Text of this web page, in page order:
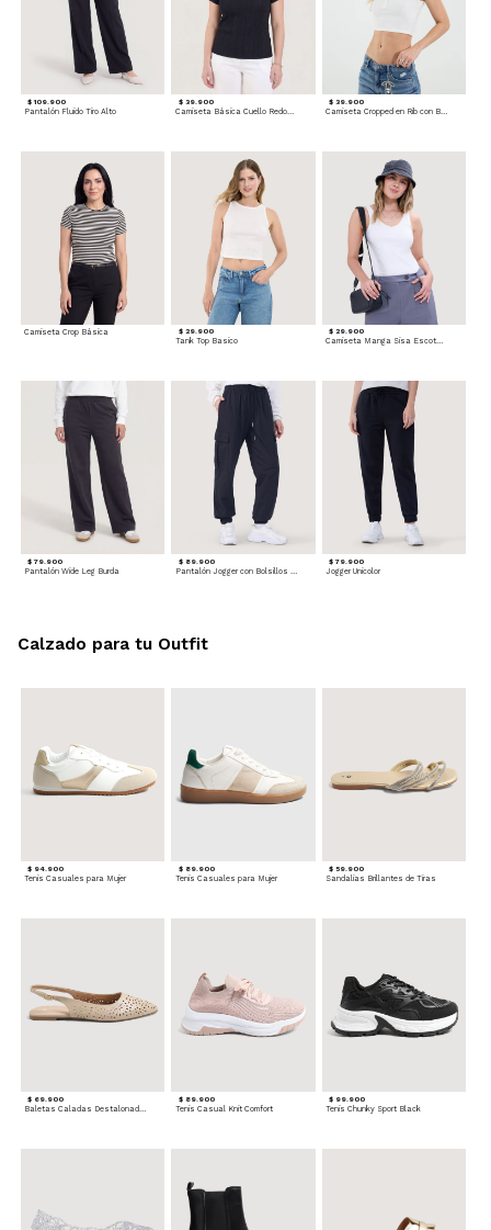
$ 109.900
Pantalón Fluido Tiro Alto
$ 39.900
Camiseta Básica Cuello Redondo
$ 39.900
Camiseta Crop Básica $ 29.900
Tank Top Basico
$ 29.900
Camiseta Manga Sisa Escotada
$ 79.900
Pantalón Wide Leg Burda
$ 89.900
Pantalón Jogger con Bolsillos Cargo
$ 79.900
Jogger Unicolor
$ 94.900
Tenis Casuales para Mujer
$ 89.900
Tenis Casuales para Mujer
$ 59.900
Sandalias Brillantes de Tiras
$ 69.900
Baletas Caladas Destalonadas
$ 89.900
Tenis Casual Knit Comfort
$ 99.900
Tenis Chunky Sport Black
Calzado para tu Outfit